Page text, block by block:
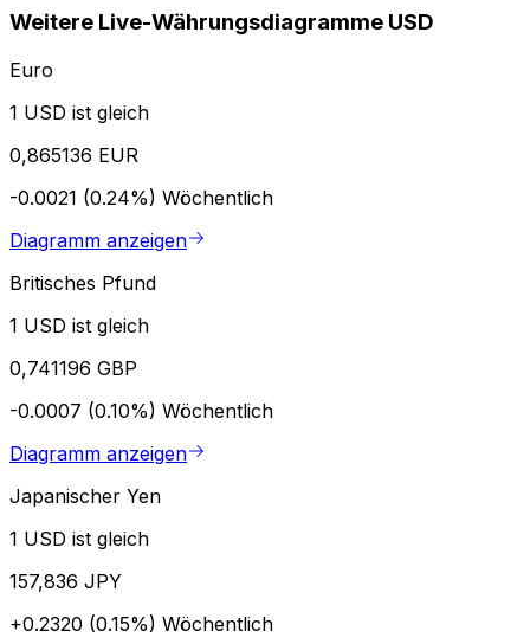
Weitere Live-Währungsdiagramme USD
Euro
1 USD ist gleich
0,865136 EUR
-0.0021 (0.24%) Wöchentlich
Diagramm anzeigen
Britisches Pfund
1 USD ist gleich
0,741196 GBP
-0.0007 (0.10%) Wöchentlich
Diagramm anzeigen
Japanischer Yen
1 USD ist gleich
157,836 JPY
+0.2320 (0.15%) Wöchentlich